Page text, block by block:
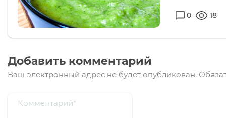
0 18
Добавить комментарий
Ваш электронный адрес не будет опубликован.